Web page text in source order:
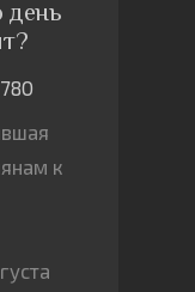
день
780
к